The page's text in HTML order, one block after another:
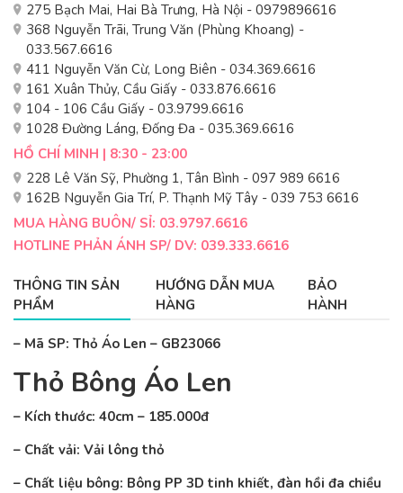
275 Bạch Mai, Hai Bà Trưng, Hà Nội - 0979896616
368 Nguyễn Trãi, Trung Văn (Phùng Khoang) -
033.567.6616
411 Nguyễn Văn Cừ, Long Biên - 034.369.6616
161 Xuân Thủy, Cầu Giấy - 033.876.6616
104 - 106 Cầu Giấy - 03.9799.6616
1028 Đường Láng, Đống Đa - 035.369.6616
HỒ CHÍ MINH | 8:30 - 23:00
228 Lê Văn Sỹ, Phường 1, Tân Bình - 097 989 6616
162B Nguyễn Gia Trí, P. Thạnh Mỹ Tây - 039 753 6616
MUA HÀNG BUÔN/ SỈ: 03.9797.6616
HOTLINE PHẢN ÁNH SP/ DV: 039.333.6616
THÔNG TIN SẢN
PHẨM
HƯỚNG DẪN MUA
HÀNG
BẢO
HÀNH
– Mã SP: Thỏ Áo Len – GB23066
Thỏ Bông Áo Len
– Kích thước: 40cm – 185.000đ
– Chất vải: Vải lông thỏ
– Chất liệu bông: Bông PP 3D tinh khiết, đàn hồi đa chiều